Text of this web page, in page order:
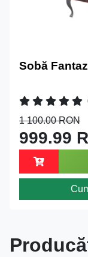
Sobă
1 100.00 RON
999.99